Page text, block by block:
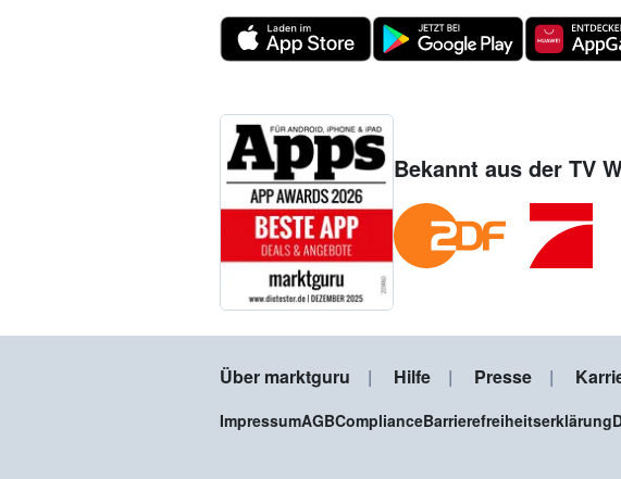
Bekannt aus der TV
Über marktguru Hilfe Presse
ImpressumAGBComplianceBarrierefreiheitserklärung